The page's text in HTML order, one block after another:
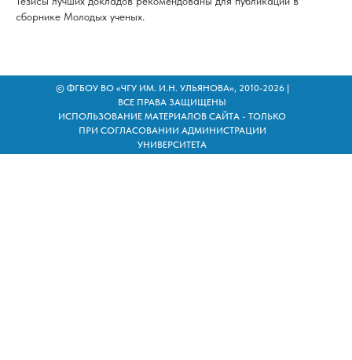
сборнике Молодых ученых.
© ФГБОУ ВО «ЧГУ ИМ. И.Н. УЛЬЯНОВА», 2010-2026 |
ВСЕ ПРАВА ЗАЩИЩЕНЫ
ИСПОЛЬЗОВАНИЕ МАТЕРИАЛОВ САЙТА - ТОЛЬКО
ПРИ СОГЛАСОВАНИИ АДМИНИСТРАЦИИ
УНИВЕРСИТЕТА